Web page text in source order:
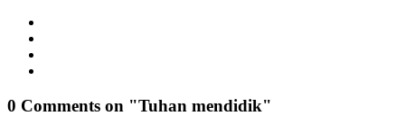
0 Comments on "Tuhan mendidik"